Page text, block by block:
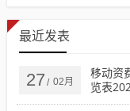
最近发表
27 / 02月
移动资
览表